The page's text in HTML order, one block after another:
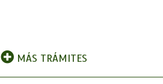
MÁS TRÁMITES